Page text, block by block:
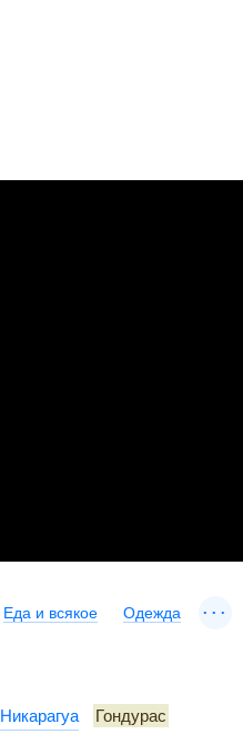
Еда и всякое Одежда ...
Никарагуа Гондурас